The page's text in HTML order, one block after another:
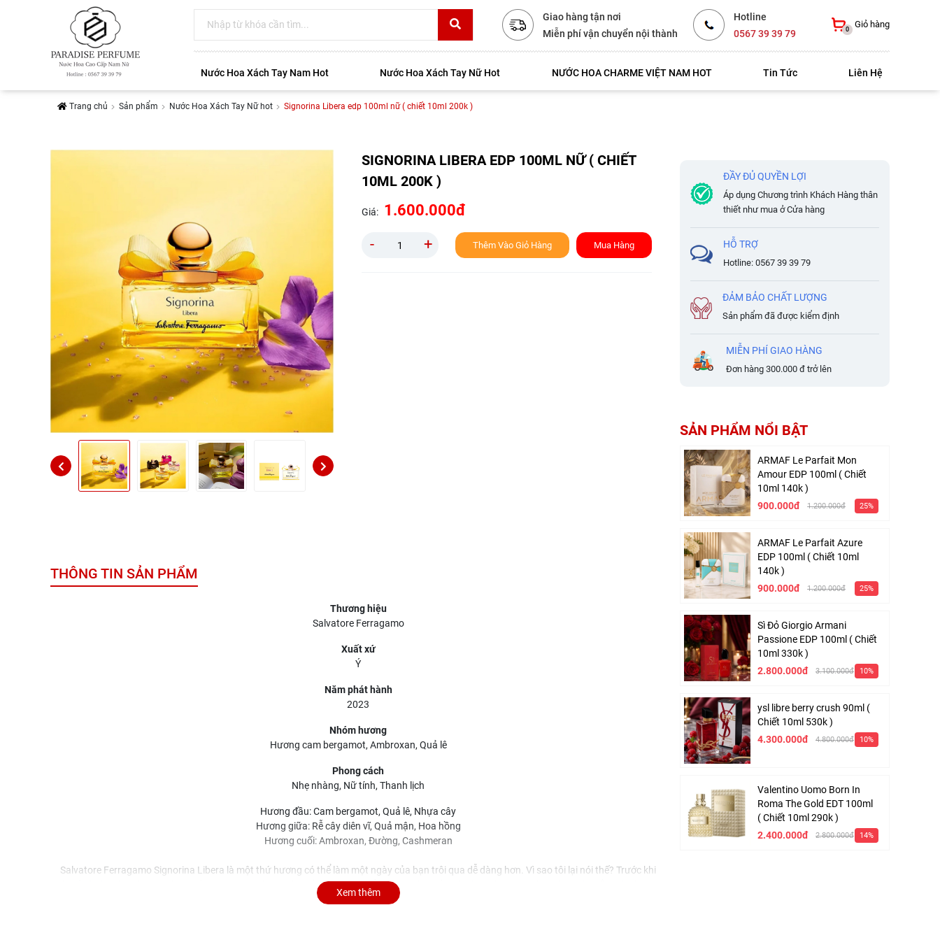
Giao hàng tận nơi
Miễn phí vận chuyển nội thành
Hotline
0567 39 39 79
0 Giỏ hàng
Nước Hoa Xách Tay Nam Hot Nước Hoa Xách Tay Nữ Hot NƯỚC HOA CHARME VIỆT NAM HOT Tin Tức Liên Hệ
Trang chủ Sản phẩm Nước Hoa Xách Tay Nữ hot Signorina Libera edp 100ml nữ ( chiết 10ml 200k )
SIGNORINA LIBERA EDP 100ML NỮ ( CHIẾT
10ML 200K )
Giá: 1.600.000đ
-
+ Thêm Vào Giỏ Hàng Mua Hàng
THÔNG TIN SẢN PHẨM
Thương hiệu
Salvatore Ferragamo
Xuất xứ
Ý
Năm phát hành
2023
Nhóm hương
Hương cam bergamot, Ambroxan, Quả lê
Phong cách
Nhẹ nhàng, Nữ tính, Thanh lịch
Hương đầu: Cam bergamot, Quả lê, Nhựa cây
Hương giữa: Rễ cây diên vĩ, Quả mận, Hoa hồng
Hương cuối: Ambroxan, Đường, Cashmeran
Salvatore Ferragamo Signorina Libera là một thứ hương có thể làm một ngày của bạn trôi qua dễ dàng hơn. Vì sao tôi lại nói thế? Trước khi
miêu tả rõ ràng hơn hương thơm của Signorina Libera, tôi phải nói với bạn rằng tính cách của cô nàng cũng rực sáng như màu sắc mà cô mang
vậy!
Xem thêm
ĐẦY ĐỦ QUYỀN LỢI
Áp dụng Chương trình Khách Hàng thân
thiết như mua ở Cửa hàng
HỖ TRỢ
Hotline: 0567 39 39 79
ĐẢM BẢO CHẤT LƯỢNG
Sản phẩm đã được kiểm định
MIỄN PHÍ GIAO HÀNG
Đơn hàng 300.000 đ trở lên
SẢN PHẨM NỔI BẬT
ARMAF Le Parfait Mon
Amour EDP 100ml ( Chiết
10ml 140k )
900.000đ
1.200.000đ 25%
ARMAF Le Parfait Azure
EDP 100ml ( Chiết 10ml
140k )
900.000đ
1.200.000đ 25%
Sì Đỏ Giorgio Armani
Passione EDP 100ml ( Chiết
10ml 330k )
2.800.000đ
3.100.000đ 10%
ysl libre berry crush 90ml (
Chiết 10ml 530k )
4.300.000đ
4.800.000đ 10%
Valentino Uomo Born In
Roma The Gold EDT 100ml
( Chiết 10ml 290k )
2.400.000đ
2.800.000đ 14%